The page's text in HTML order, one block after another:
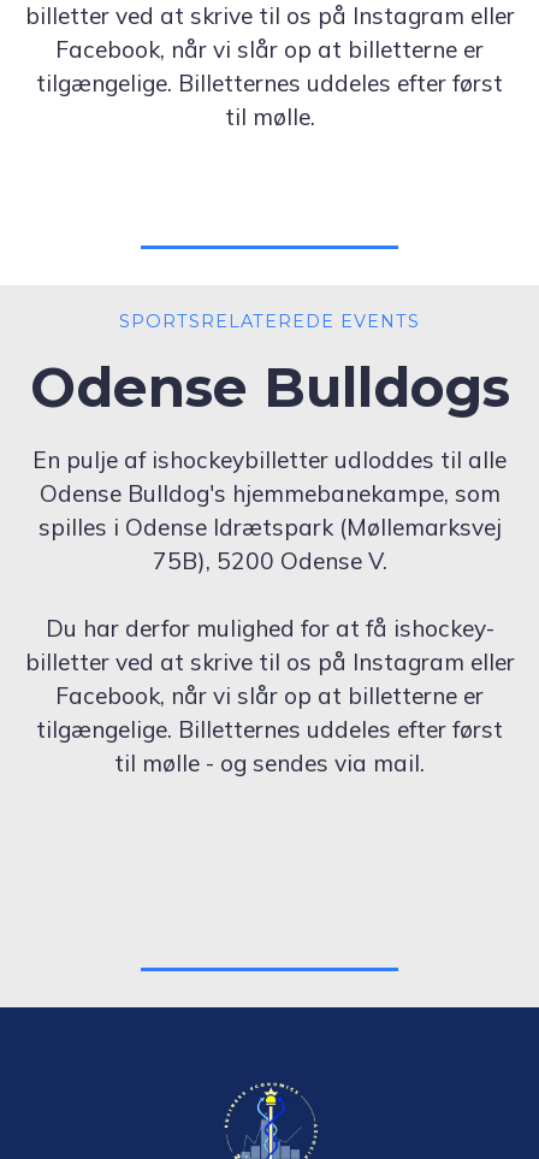
billetter ved at skrive til os på Instagram eller
Facebook, når vi slår op at billetterne er
tilgængelige. Billetternes uddeles efter først
til mølle.
SPORTSRELATEREDE EVENTS
Odense Bulldogs
En pulje af ishockeybilletter udloddes til alle
Odense Bulldog's hjemmebanekampe, som
spilles i Odense Idrætspark (Møllemarksvej
75B), 5200 Odense V.
Du har derfor mulighed for at få ishockey-
billetter ved at skrive til os på Instagram eller
Facebook, når vi slår op at billetterne er
tilgængelige. Billetternes uddeles efter først
til mølle - og sendes via mail.